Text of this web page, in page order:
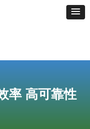
率 高可靠性